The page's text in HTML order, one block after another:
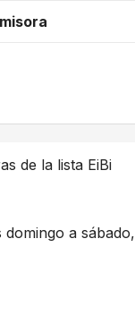
de la lista EiBi
a